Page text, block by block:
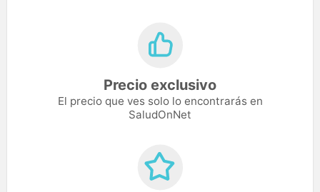
Precio exclusivo
El precio que ves solo lo encontrarás en
SaludOnNet